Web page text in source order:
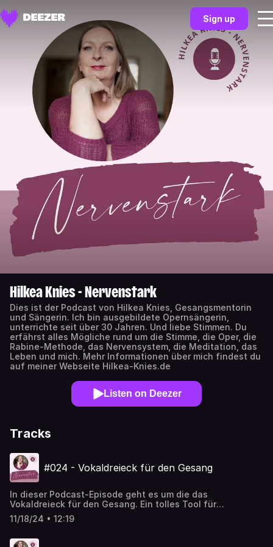
Sign up
Hilkea Knies - Nervenstark
Dies ist der Podcast von Hilkea Knies, Gesangsmentorin
und Sängerin. Ich bin ausgebildete Opernsängerin,
unterrichte seit über 30 Jahren. Und liebe Stimmen. Du
erfährst alles Mögliche rund um die Stimme, die Oper, die
Rabine-Methode, das Nervensystem, die Meditation, das
Leben und mich. Mehr Informationen über mich findest du
auf meiner Webseite Hilkea-Knies.de
Listen on Deezer
Tracks
#024 - Vokaldreieck für den Gesang
In dieser Podcast-Episode geht es um die das
Vokaldreieck für den Gesang. Ein tolles Tool für
Artikulation und Bewegung beim Singen. Das Vokaldreieck
erlaubt dir eine sehr leichte Arbeit an der Artikulation,
Bewegungen finden lässt. So kannst du die optimale
11/18/24 • 12:19